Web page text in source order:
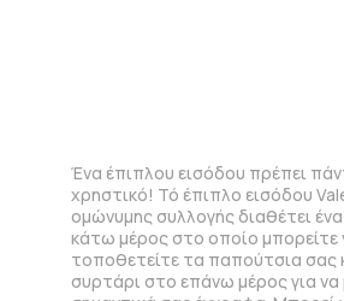
Ένα έπιπλου εισόδου πρέπει
χρηστικό! Τό έπιπλο εισόδου
ομώνυμης συλλογής διαθέτει
κάτω μέρος στο οποίο μπορείτε
τοποθετείτε τα παπούτσια σας
συρτάρι στο επάνω μέρος για να